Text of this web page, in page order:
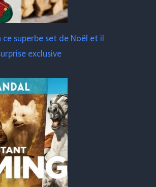
ce superbe set de Noël et il
exclusive